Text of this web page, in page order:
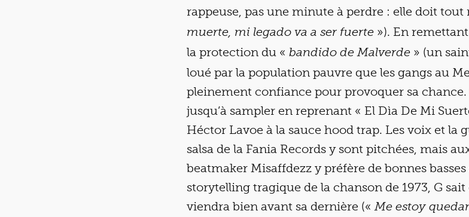
rappeuse, pas une minute à perdre : elle doit tout
muerte, mi legado va a ser fuerte »). En
la protection du « bandido de Malverde » (un
loué par la population pauvre que les gangs au
pleinement confiance pour provoquer sa chance.
jusqu’à sampler en reprenant « El Dìa De Mi
Héctor Lavoe à la sauce hood trap. Les voix et la
salsa de la Fania Records y sont pitchées, mais
beatmaker Misaffdezz y préfère de bonnes
storytelling tragique de la chanson de 1973, G
viendra bien avant sa dernière («Me estoy